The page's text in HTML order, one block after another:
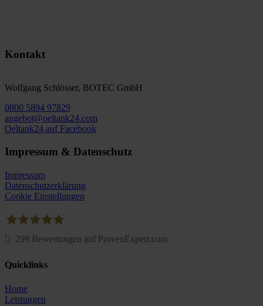
Kontakt
Wolfgang Schlösser, BOTEC GmbH
0800 5894 97829
angebot@oeltank24.com
Oeltank24 auf Facebook
Impressum & Datenschutz
Impressum
Datenschutzerklärung
Cookie Einstellungen
299 Bewertungen auf ProvenExpert.com
Quicklinks
Home
Leistungen